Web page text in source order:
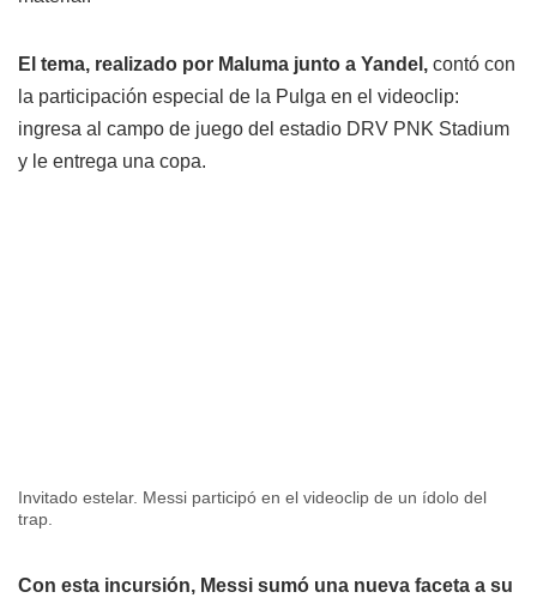
El tema, realizado por Maluma junto a Yandel, contó con
la participación especial de la Pulga en el videoclip:
ingresa al campo de juego del estadio DRV PNK Stadium
y le entrega una copa.
Invitado estelar. Messi participó en el videoclip de un ídolo del
trap.
Con esta incursión, Messi sumó una nueva faceta a su